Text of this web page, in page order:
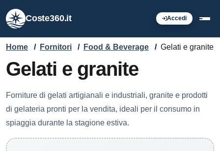
Coste360.it Accedi
Home / Fornitori / Food & Beverage / Gelati e granite
Gelati e granite
Forniture di gelati artigianali e industriali, granite e prodotti
di gelateria pronti per la vendita, ideali per il consumo in
spiaggia durante la stagione estiva.